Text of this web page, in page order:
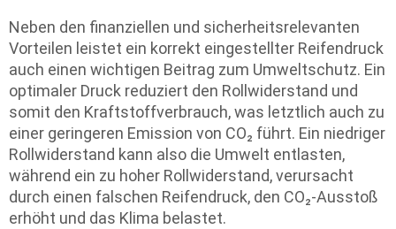
Neben den finanziellen und sicherheitsrelevanten
Vorteilen leistet ein korrekt eingestellter Reifendruck
auch einen wichtigen Beitrag zum Umweltschutz. Ein
optimaler Druck reduziert den Rollwiderstand und
somit den Kraftstoffverbrauch, was letztlich auch zu
einer geringeren Emission von CO₂ führt. Ein niedriger
Rollwiderstand kann also die Umwelt entlasten,
während ein zu hoher Rollwiderstand, verursacht
durch einen falschen Reifendruck, den CO₂-Ausstoß
erhöht und das Klima belastet.